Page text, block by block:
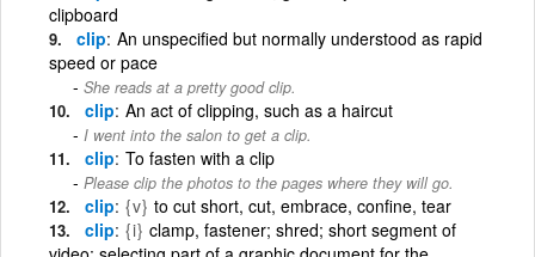
clipboard
clip An unspecified but normally understood as rapid
speed or pace
She reads at a pretty good clip.
clip An act of clipping, such as a haircut
I went into the salon to get a clip.
clip To fasten with a clip
Please clip the photos to the pages where they will go.
clip {v} to cut short, cut, embrace, confine, tear
clip {i} clamp, fastener; shred; short segment of